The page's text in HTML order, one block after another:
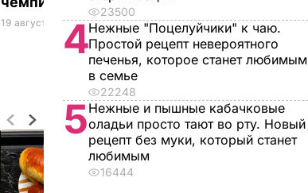
19 августа, 06.24СПОРТ
23500
4Нежные "Поцелуйчики" к чаю.
Простой рецепт невероятного
печенья, которое станет любимым
в семье
22248
5Нежные и пышные кабачковые
оладьи просто тают во рту. Новый
рецепт без муки, который станет
любимым
16444